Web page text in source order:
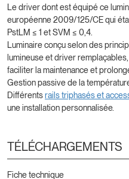
Le driver dont est équipé ce
européenne 2009/125/CE qui
PstLM ≤ 1 et SVM ≤ 0,4.
Luminaire conçu selon des
lumineuse et driver
faciliter la maintenance et
Gestion passive de la
Différentsrails triphasés et
une installation personnalisée.
TÉLÉCHARGEMENTS
Fiche technique